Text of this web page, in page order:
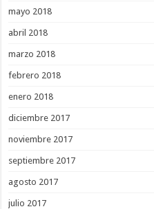
mayo 2018
abril 2018
marzo 2018
febrero 2018
enero 2018
diciembre 2017
noviembre 2017
septiembre 2017
agosto 2017
julio 2017